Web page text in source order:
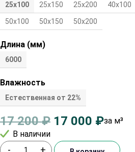
25х100 25х150 25х200 40х100
50х100 50х150 50х200
Длина (мм)
6000
Влажность
Естественная от 22%
17 200₽ 17 000 ₽за м³
В наличии
- +